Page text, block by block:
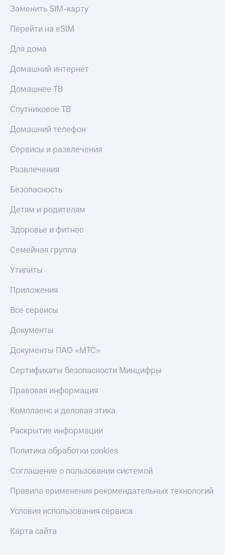
Заменить SIM-карту
Перейти на eSIM
Для дома
Домашний интернет
Домашнее ТВ
Спутниковое ТВ
Домашний телефон
Сервисы и развлечения
Развлечения
Безопасность
Детям и родителям
Здоровье и фитнес
Семейная группа
Утилиты
Приложения
Все сервисы
Документы
Документы ПАО «МТС»
Сертификаты безопасности Минцифры
Правовая информация
Комплаенс и деловая этика
Раскрытие информации
Политика обработки cookies
Соглашение о пользовании системой
Правила применения рекомендательных технологий
Условия использования сервиса
Карта сайта